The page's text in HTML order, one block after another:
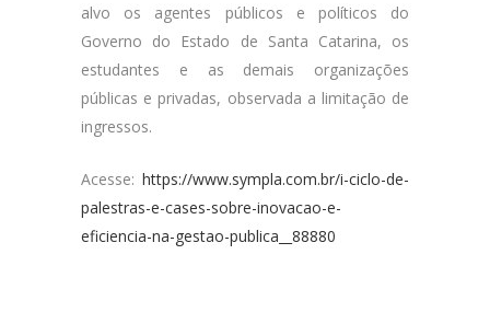
alvo os agentes públicos e políticos do
Governo do Estado de Santa Catarina, os
estudantes e as demais organizações
públicas e privadas, observada a limitação de
ingressos.
Acesse: https://www.sympla.com.br/i-ciclo-de-
palestras-e-cases-sobre-inovacao-e-
eficiencia-na-gestao-publica__88880